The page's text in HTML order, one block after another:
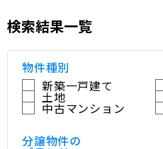
検索結果一覧
物件種別
新築一戸建て
土地
中古マンション
分譲物件の